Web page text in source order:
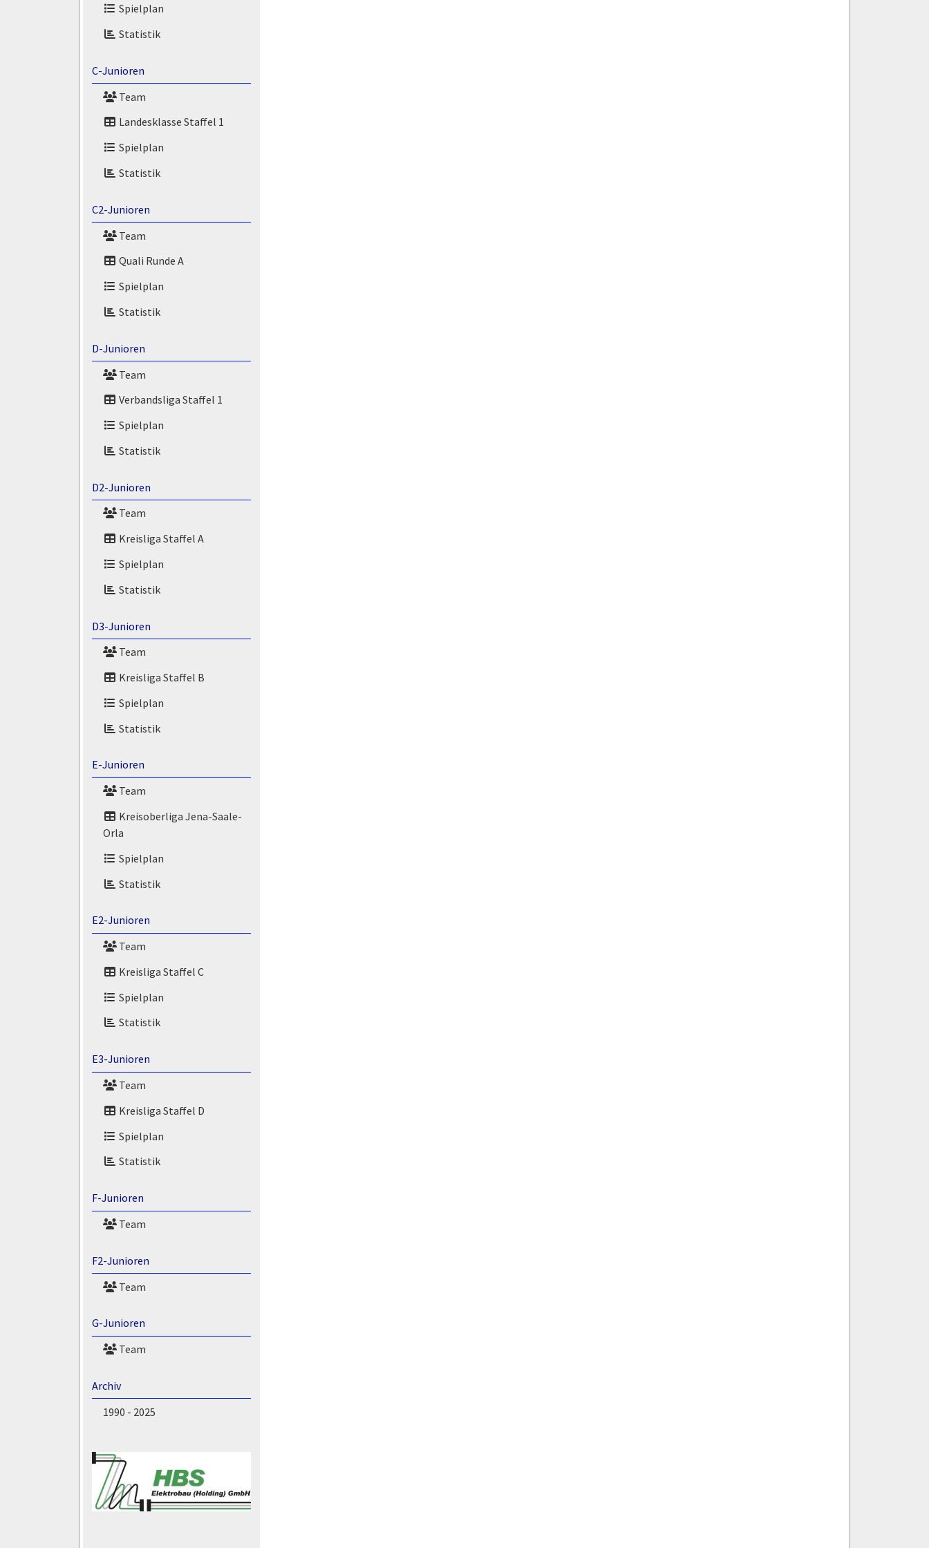
Spielplan
Statistik
C-Junioren
Team
Landesklasse Staffel 1
Spielplan
Statistik
C2-Junioren
Team
Quali Runde A
Spielplan
Statistik
D-Junioren
Team
Verbandsliga Staffel 1
Spielplan
Statistik
D2-Junioren
Team
Kreisliga Staffel A
Spielplan
Statistik
D3-Junioren
Team
Kreisliga Staffel B
Spielplan
Statistik
E-Junioren
Team
Kreisoberliga Jena-Saale-
Orla
Spielplan
Statistik
E2-Junioren
Team
Kreisliga Staffel C
Spielplan
Statistik
E3-Junioren
Team
Kreisliga Staffel D
Spielplan
Statistik
F-Junioren
Team
F2-Junioren
Team
G-Junioren
Team
Archiv
1990 - 2025